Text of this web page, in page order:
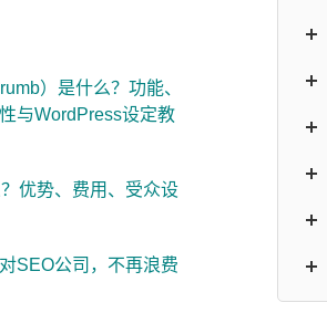
）是什么？功能、
与WordPress设定教
优势、费用、受众设
SEO公司，不再浪费